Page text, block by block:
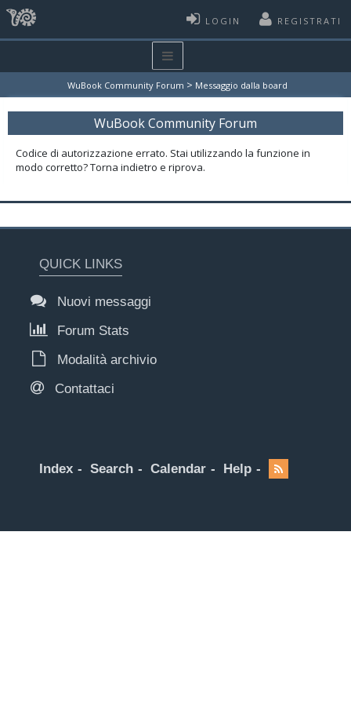
LOGIN REGISTRATI
WuBook Community Forum > Messaggio dalla board
WuBook Community Forum
Codice di autorizzazione errato. Stai utilizzando la funzione in
modo corretto? Torna indietro e riprova.
QUICK LINKS
Nuovi messaggi
Forum Stats
Modalità archivio
Contattaci
Index Search Calendar Help